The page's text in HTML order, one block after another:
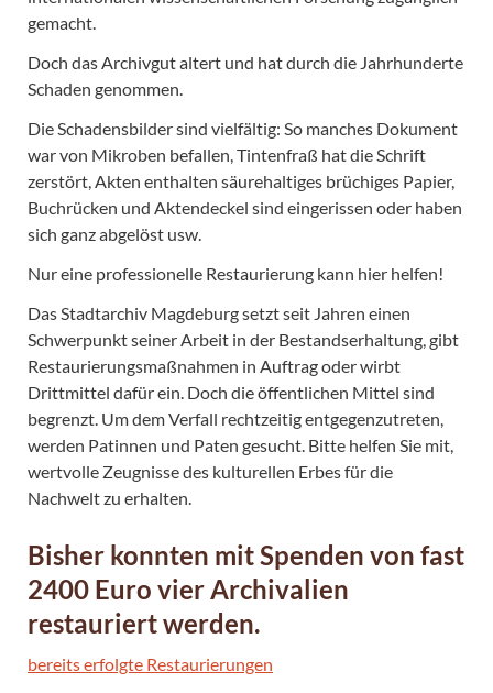
gemacht.
Doch das Archivgut altert und hat durch die Jahrhunderte
Schaden genommen.
Die Schadensbilder sind vielfältig: So manches Dokument
war von Mikroben befallen, Tintenfraß hat die Schrift
zerstört, Akten enthalten säurehaltiges brüchiges Papier,
Buchrücken und Aktendeckel sind eingerissen oder haben
sich ganz abgelöst usw.
Nur eine professionelle Restaurierung kann hier helfen!
Das Stadtarchiv Magdeburg setzt seit Jahren einen
Schwerpunkt seiner Arbeit in der Bestandserhaltung, gibt
Restaurierungsmaßnahmen in Auftrag oder wirbt
Drittmittel dafür ein. Doch die öffentlichen Mittel sind
begrenzt. Um dem Verfall rechtzeitig entgegenzutreten,
werden Patinnen und Paten gesucht. Bitte helfen Sie mit,
wertvolle Zeugnisse des kulturellen Erbes für die
Nachwelt zu erhalten.
Bisher konnten mit Spenden von fast
2400 Euro vier Archivalien
restauriert werden.
bereits erfolgte Restaurierungen